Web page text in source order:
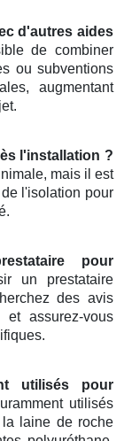
d'autres aides
de combiner
ou subventions
augmentant
l'installation ?
mais il est
l'isolation pour
pour
un prestataire
des avis
et assurez-vous
utilisés pour
utilisés
laine de roche